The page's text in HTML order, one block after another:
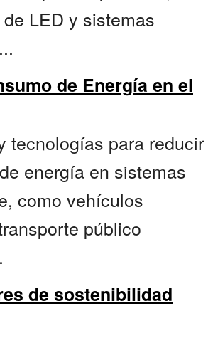
LED y sistemas
de Energía en el
tecnologías para reducir
energía en sistemas
como vehículos
público
de sostenibilidad